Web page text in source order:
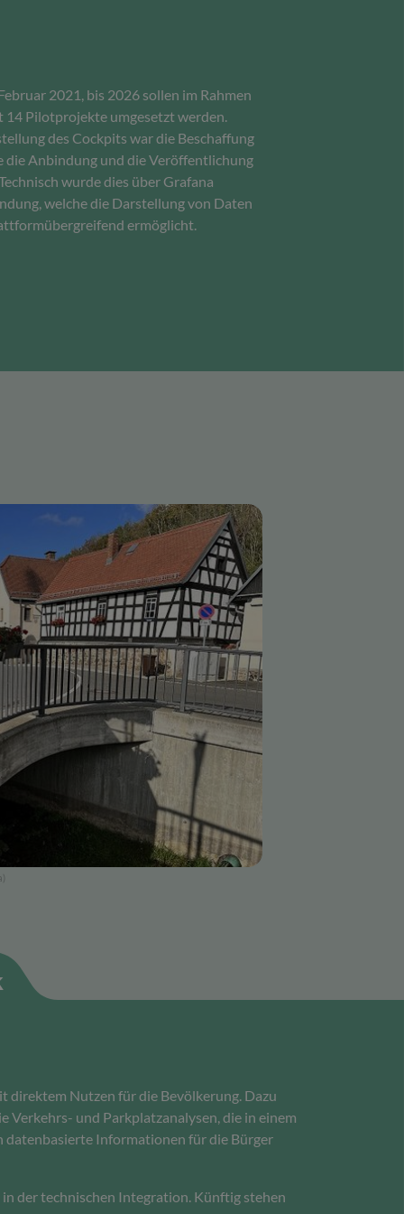
2021, bis 2026 sollen im Rahmen
Pilotprojekte umgesetzt werden.
des Cockpits war die Beschaffung
die Anbindung und die Veröffentlichung
wurde dies über Grafana
welche die Darstellung von Daten
ermöglicht.
direktem Nutzen für die Bevölkerung. Dazu
und Parkplatzanalysen, die in einem
datenbasierte Informationen für die Bürger
der technischen Integration. Künftig stehen